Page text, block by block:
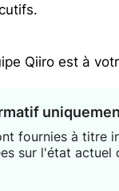
Qiiro est à
fournies à titre
sur l'état